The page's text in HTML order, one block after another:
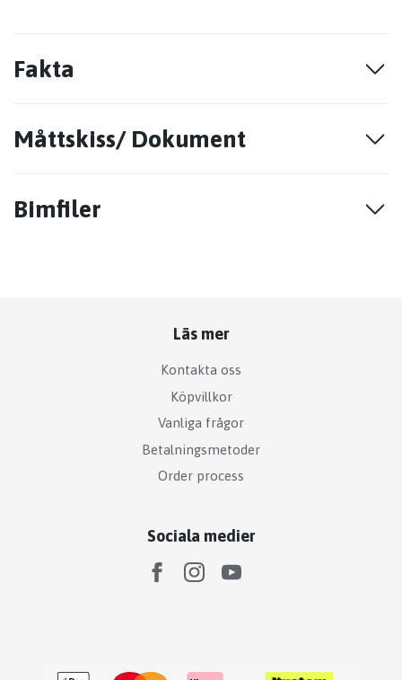
Fakta
Måttskiss/ Dokument
Bimfiler
Läs mer
Kontakta oss
Köpvillkor
Vanliga frågor
Betalningsmetoder
Order process
Sociala medier